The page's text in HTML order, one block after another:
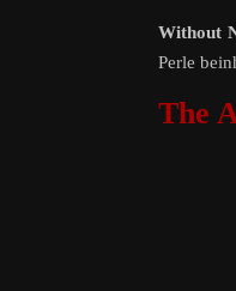
Without
Perle
The